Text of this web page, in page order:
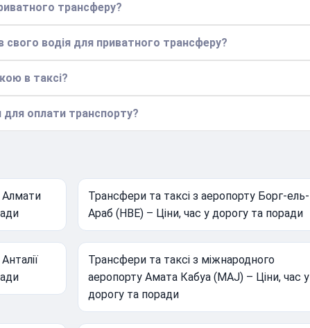
трансферу?
водія для приватного трансферу?
в таксі?
оплати транспорту?
Алмати
Трансфери та таксі з аеропорту Борг-ель-
Араб (HBE) – Ціни, час у дорогу та поради
Трансфери та таксі з міжнародного
аеропорту Амата Кабуа (MAJ) – Ціни, час у
дорогу та поради